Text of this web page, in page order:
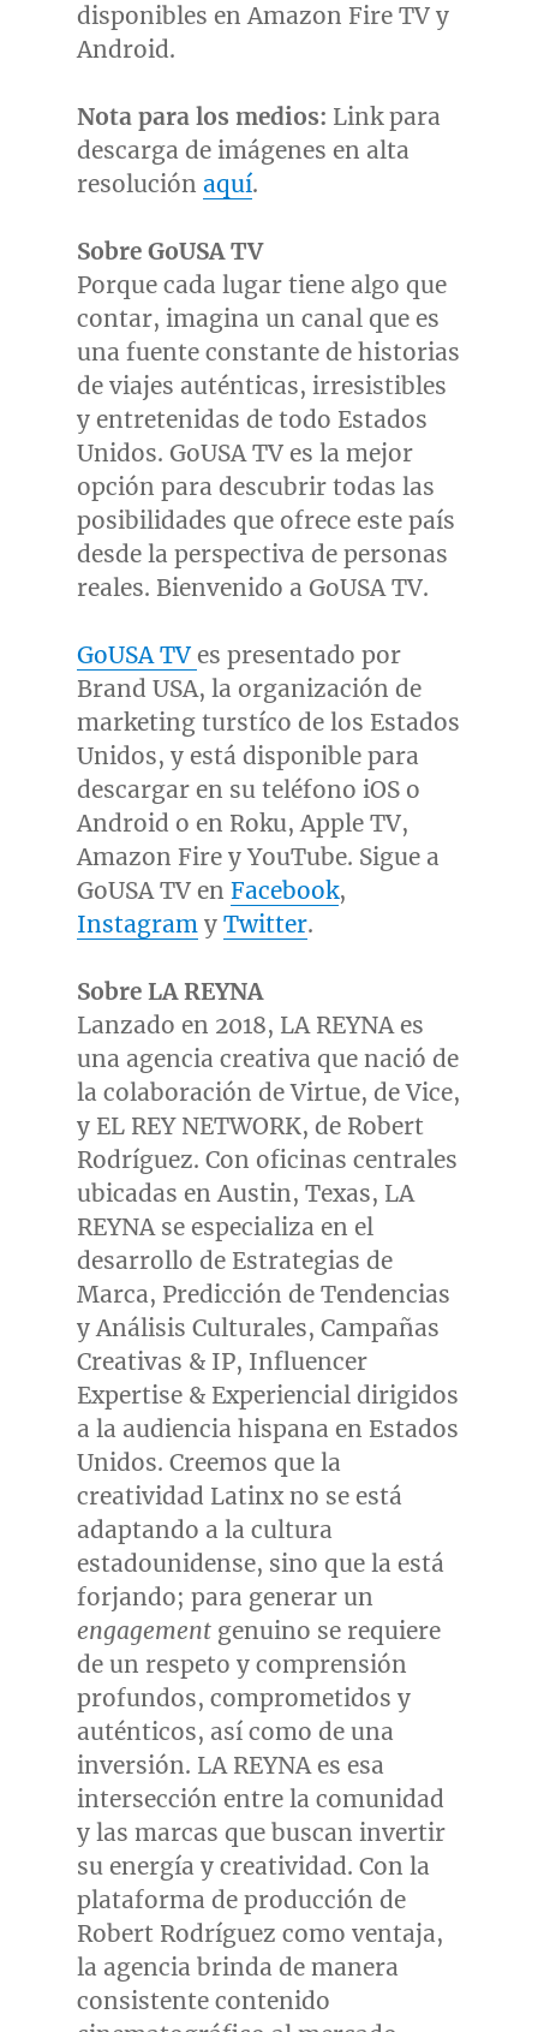
disponibles en Amazon Fire TV y
Android.
Nota para los medios: Link para
descarga de imágenes en alta
resolución aquí.
Sobre GoUSA TV
Porque cada lugar tiene algo que
contar, imagina un canal que es
una fuente constante de historias
de viajes auténticas, irresistibles
y entretenidas de todo Estados
Unidos. GoUSA TV es la mejor
opción para descubrir todas las
posibilidades que ofrece este país
desde la perspectiva de personas
reales. Bienvenido a GoUSA TV.
GoUSA TVes presentado por
Brand USA, la organización de
marketing turstíco de los Estados
Unidos, y está disponible para
descargar en su teléfono iOS o
Android o en Roku, Apple TV,
Amazon Fire y YouTube. Sigue a
GoUSA TV en Facebook,
Instagramy Twitter.
Sobre LA REYNA
Lanzado en 2018, LA REYNA es
una agencia creativa que nació de
la colaboración de Virtue, de Vice,
y EL REY NETWORK, de Robert
Rodríguez. Con oficinas centrales
ubicadas enAustin, Texas, LA
REYNA se especializa en el
desarrollo de Estrategias de
Marca, Predicción de Tendencias
y Análisis Culturales, Campañas
Creativas & IP, Influencer
Expertise & Experiencial dirigidos
a la audiencia hispana en Estados
Unidos. Creemos que la
creatividad Latinx no se está
adaptando a la cultura
estadounidense, sino que la está
forjando; para generar un
engagementgenuino se requiere
de un respeto y comprensión
profundos, comprometidos y
auténticos, así como de una
inversión. LA REYNA es esa
intersección entre la comunidad
y las marcas que buscan invertir
su energía y creatividad. Con la
plataforma de producción de
Robert Rodríguez como ventaja,
la agencia brinda de manera
consistente contenido